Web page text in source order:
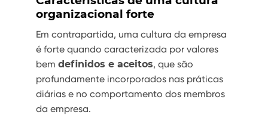
organizacional forte
Em contrapartida, uma cultura da empresa
é forte quando caracterizada por valores
bem definidos e aceitos, que são
profundamente incorporados nas práticas
diárias e no comportamento dos membros
da empresa.